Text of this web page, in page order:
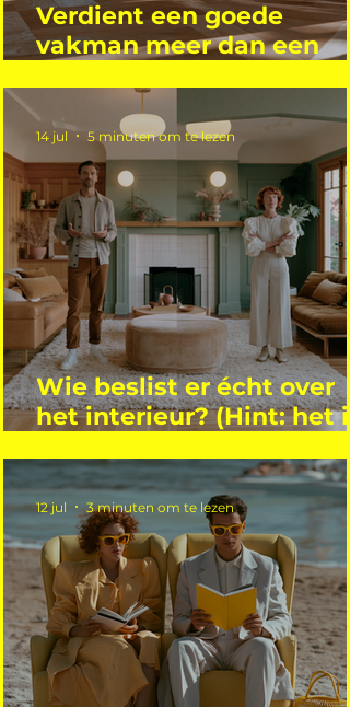
Verdient een goede
vakman meer dan een
Wie beslist er écht over
het interieur? (Hint: het is
14 jul 5 minuten om te lezen
12 jul 3 minuten om te lezen